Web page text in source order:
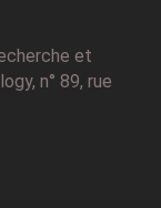
et
n° 89, rue